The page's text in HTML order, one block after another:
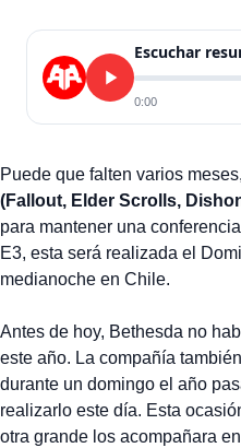
Escuchar
0:00
Puede que falten varios
(Fallout, Elder Scrolls,
para mantener una
E3, esta será realizada el
medianoche en Chile.
Antes de hoy, Bethesda no
este año. La compañía
durante un domingo el año
realizarlo este día. Esta
otra grande los acompañara